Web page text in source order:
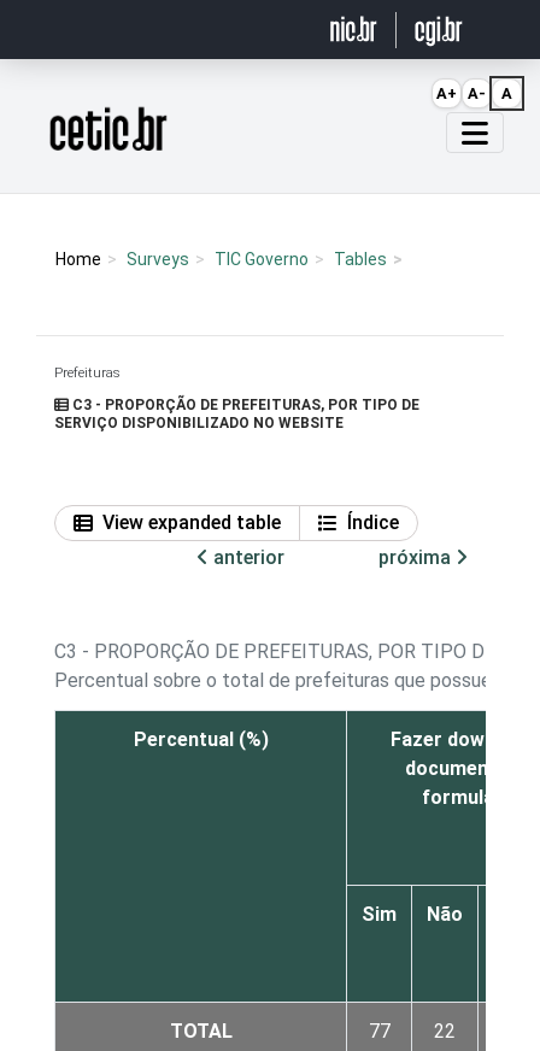
Página inicial
Home Surveys TIC Governo Tables
Prefeituras
C3 - PROPORÇÃO DE PREFEITURAS, POR TIPO DE
SERVIÇO DISPONIBILIZADO NO WEBSITE
View expanded table
Índice
anterior
próxima
C3 - PROPORÇÃO DE PREFEITURAS, POR TIPO DE
Percentual sobre o total de prefeituras que possuem
Percentual (%)
Fazer download
documentos
formulários
Sim Não
TOTAL 77 22
A+ A- A